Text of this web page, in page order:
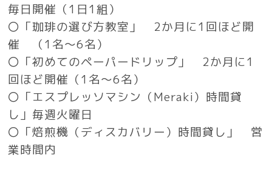
毎日開催（1日1組）
〇「珈琲の選び方教室」 2か月に1回ほど開
催 （1名～6名）
〇「初めてのペーパードリップ」 2か月に1
回ほど開催（1名～6名）
〇「エスプレッソマシン（Meraki）時間貸
し」毎週火曜日
〇「焙煎機（ディスカバリー）時間貸し」 営
業時間内